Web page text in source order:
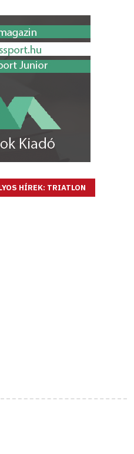
HÍREK: TRIATLON